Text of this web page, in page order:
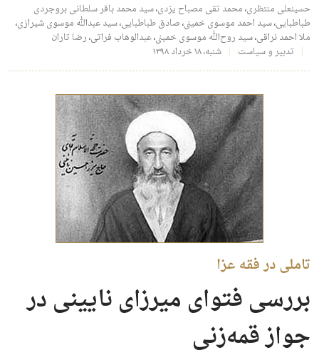
حسینعلی منتظری،محمد تقی مصباح یزدی،سید محمد باقر سلطانی بروجردی
طباطبایی،سید احمد موسوی خمینی،صادق طباطبایی،سید عبدالله موسوی شیرازی،
ملا احمد نراقی،سید روح‌الله موسوی خمینی،عبدالوهاب فراتی،رضا تاران
تدبیر و سیاست
شنبه، ۱۸ خرداد ۱۳۹۸
تاملی در فقه عزا
بررسی فتوای میرزای نایینی در
جواز قمه‌زنی